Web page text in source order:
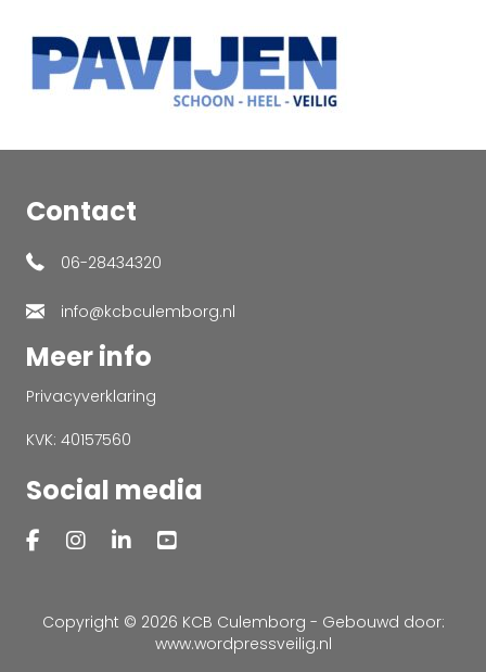
Contact
06-28434320
info@kcbculemborg.nl
Meer info
Privacyverklaring
KVK: 40157560
Social media
Copyright © 2026 KCB Culemborg - Gebouwd door:
www.wordpressveilig.nl